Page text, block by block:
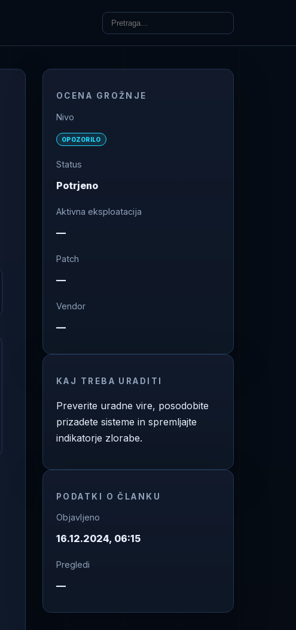
OCENA GROŽNJE
Nivo
OPOZORILO
Status
Potrjeno
Aktivna eksploatacija
—
Patch
—
Vendor
—
KAJ TREBA URADITI
Preverite uradne vire, posodobite
prizadete sisteme in spremljajte
indikatorje zlorabe.
PODATKI O ČLANKU
Objavljeno
16.12.2024, 06:15
Pregledi
—